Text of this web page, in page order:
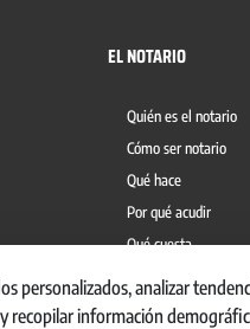
EL NOTARIO
Quién es el notario
Cómo ser notario
Qué hace
Por qué acudir
Qué cuesta
Prevención del
personalizados, analizar
recopilar información